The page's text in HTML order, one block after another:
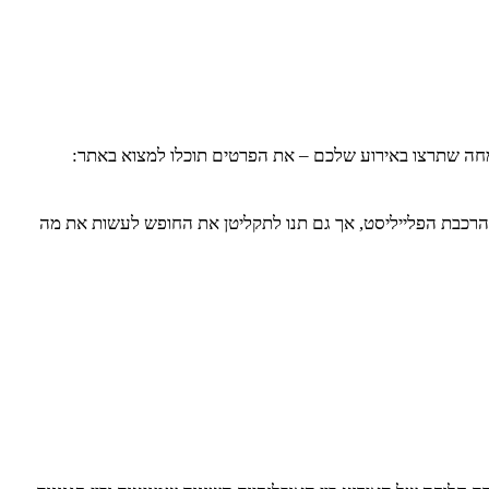
הרכבת הפלייליסט, אך גם תנו לתקליטן את החופש לעשות את מה